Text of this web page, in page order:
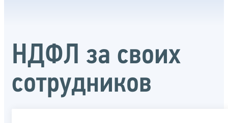
НДФЛ за своих
сотрудников